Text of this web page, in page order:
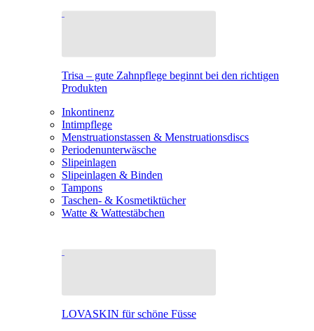
Trisa – gute Zahnpflege beginnt bei den richtigen
Produkten
Inkontinenz
Intimpflege
Menstruationstassen & Menstruationsdiscs
Periodenunterwäsche
Slipeinlagen
Slipeinlagen & Binden
Tampons
Taschen- & Kosmetiktücher
Watte & Wattestäbchen
LOVASKIN für schöne Füsse